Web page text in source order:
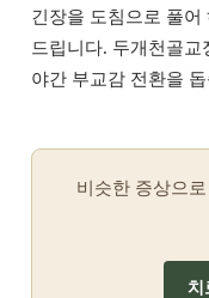
긴장을 도침으로 풀어
드립니다. 두개천골교
야간 부교감 전환을
비슷한 증상으
치